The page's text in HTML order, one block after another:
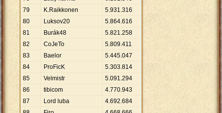
79
K.Raikkonen 5.931.316
80
Luksov20 5.864.616
81
Burák48 5.821.258
82
CoJeTo 5.809.411
83
Baelor 5.445.047
84
ProFicK 5.303.814
85
Velmistr 5.091.294
86
tibicom 4.770.943
87
Lord luba 4.692.684